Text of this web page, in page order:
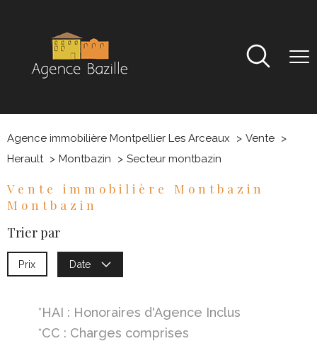
Agence immobilière Montpellier Les Arceaux
Vente
Herault
Montbazin Secteur montbazin
Vente immobilière Montbazin
Montbazin
Trier par
Prix Date
*HAI : Honoraires d'Agence Inclus
*CC : Charges comprises